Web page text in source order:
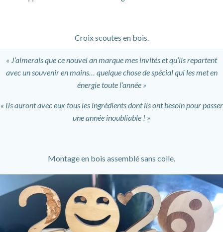
Croix scoutes en bois.
« J’aimerais que ce nouvel an marque mes invités et qu’ils repartent
avec un souvenir en mains… quelque chose de spécial qui les met en
énergie toute l’année »
« Ils auront avec eux tous les ingrédients dont ils ont besoin pour passer
une année inoubliable ! »
Montage en bois assemblé sans colle.